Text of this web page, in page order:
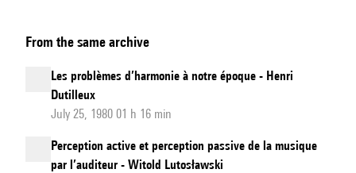
From the same archive
Les problèmes d’harmonie à notre époque - Henri
Dutilleux
July 25, 1980 01 h 16 min
Perception active et perception passive de la musique
par l’auditeur - Witold Lutosławski